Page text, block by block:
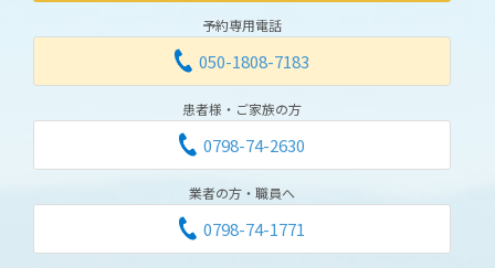
予約専用電話
050-1808-7183
患者様・ご家族の方
0798-74-2630
業者の方・職員へ
0798-74-1771